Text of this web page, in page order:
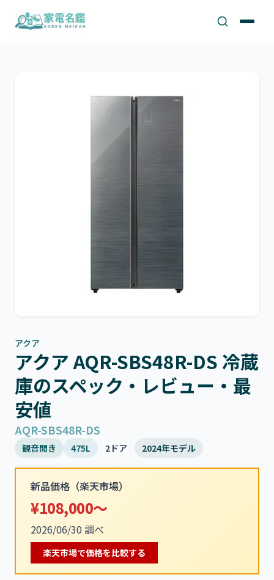
アクア
アクア AQR-SBS48R-DS 冷蔵
庫のスペック・レビュー・最
安値
AQR-SBS48R-DS
観音開き 475L 2ドア 2024年モデル
新品価格（楽天市場）
¥108,000～
2026/06/30 調べ
楽天市場で価格を比較する